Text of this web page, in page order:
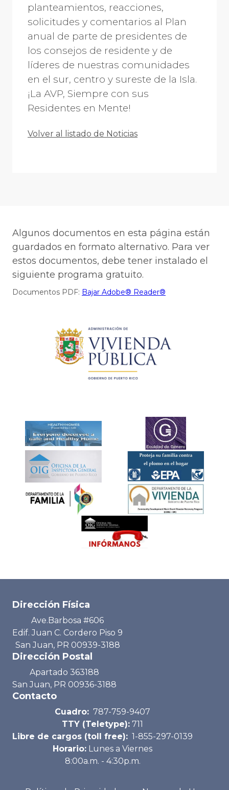
planteamientos, reacciones,
solicitudes y comentarios al Plan
anual de parte de presidentes de
los consejos de residente y de
líderes de nuestras comunidades
en el sur, centro y sureste de la Isla.
¡La AVP, Siempre con sus
Residentes en Mente!
Volver al listado de Noticias
Algunos documentos en esta página están
guardados en formato alternativo. Para ver
estos documentos, debe tener instalado el
siguiente programa gratuito.
Documentos PDF: Bajar Adobe® Reader®
Dirección Física
Ave.Barbosa #606
Edif. Juan C. Cordero Piso 9
San Juan, PR 00939-3188
Dirección Postal
Apartado 363188
San Juan, PR 00936-3188
Contacto
Cuadro: 787-759-9407
TTY (Teletype): 711
Libre de cargos (toll free): 1-855-297-0139
Horario: Lunes a Viernes
8:00a.m. - 4:30p.m.